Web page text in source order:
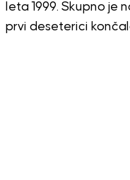
leta 1999. Skupno je
prvi deseterici